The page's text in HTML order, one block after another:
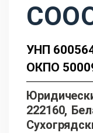
УНП
ОКПО
222160,